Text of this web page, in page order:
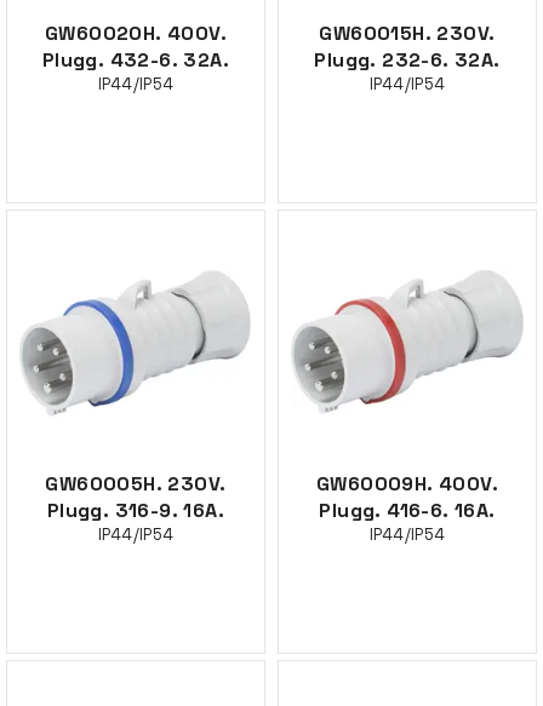
GW60020H. 400V.
Plugg. 432-6. 32A.
IP44/IP54
GW60015H. 230V.
Plugg. 232-6. 32A.
IP44/IP54
GW60005H. 230V.
Plugg. 316-9. 16A.
IP44/IP54
GW60009H. 400V.
Plugg. 416-6. 16A.
IP44/IP54